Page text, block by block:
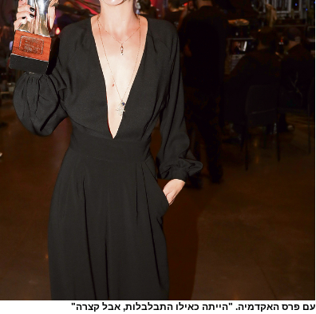
עם פרס האקדמיה. "הייתה כאילו התבלבלות, אבל קצרה"